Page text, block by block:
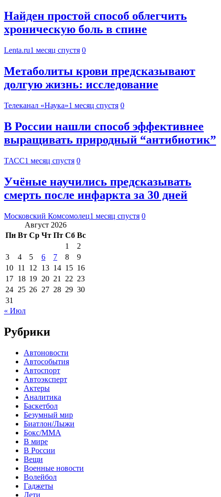
Найден простой способ облегчить
хроническую боль в спине
Lenta.ru1 месяц спустя 0
Метаболиты крови предсказывают
долгую жизнь: исследование
Телеканал «Наука»1 месяц спустя 0
В России нашли способ эффективнее
выращивать природный “антибиотик”
ТАСС1 месяц спустя 0
Учёные научились предсказывать
смерть после инфаркта за 30 дней
Московский Комсомолец1 месяц спустя 0
Август 2026
Пн Вт Ср Чт Пт Сб Вс
1
2
3
4 5 6 7 8
9
10 11 12 13 14 15 16
17 18 19 20 21 22 23
24 25 26 27 28 29 30
31
« Июл
Рубрики
Автоновости
Автособытия
Автоспорт
Автоэксперт
Актеры
Аналитика
Баскетбол
Безумный мир
Биатлон/Лыжи
Бокс/MMA
В мире
В России
Вещи
Военные новости
Волейбол
Гаджеты
Дети